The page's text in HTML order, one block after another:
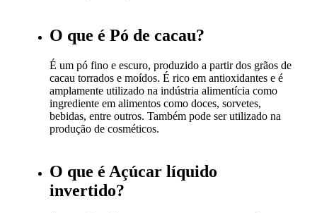
O que é Pó de cacau?
É um pó fino e escuro, produzido a partir dos grãos de
cacau torrados e moídos. É rico em antioxidantes e é
amplamente utilizado na indústria alimentícia como
ingrediente em alimentos como doces, sorvetes,
bebidas, entre outros. Também pode ser utilizado na
produção de cosméticos.
O que é Açúcar líquido
invertido?